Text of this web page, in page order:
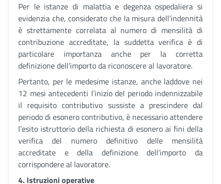
Per le istanze di malattia e degenza ospedaliera si
evidenzia che, considerato che la misura dell’indennità
è strettamente correlata al numero di mensilità di
contribuzione accreditate, la suddetta verifica è di
particolare importanza anche per la corretta
definizione dell’importo da riconoscere al lavoratore.
Pertanto, per le medesime istanze, anche laddove nei
12 mesi antecedenti l’inizio del periodo indennizzabile
il requisito contributivo sussiste a prescindere dal
periodo di esonero contributivo, è necessario attendere
l’esito istruttorio della richiesta di esonero ai fini della
verifica del numero definitivo delle mensilità
accreditate e della definizione dell’importo da
corrispondere al lavoratore.
4. Istruzioni operative